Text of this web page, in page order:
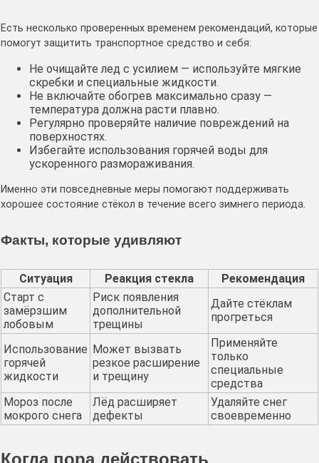
Есть несколько проверенных временем рекомендаций, которые
помогут защитить транспортное средство и себя:
Не очищайте лед с усилием — используйте мягкие
скребки и специальные жидкости.
Не включайте обогрев максимально сразу —
температура должна расти плавно.
Регулярно проверяйте наличие повреждений на
поверхностях.
Избегайте использования горячей воды для
ускоренного размораживания.
Именно эти повседневные меры помогают поддерживать
хорошее состояние стёкол в течение всего зимнего периода.
Факты, которые удивляют
Ситуация Реакция стекла
Рекомендация
Старт с
замёрзшим
лобовым
Риск появления
дополнительной
трещины
Дайте стёклам
прогреться
Использование
горячей
жидкости
Может вызвать
резкое расширение
и трещину
Применяйте
только
специальные
средства
Мороз после
мокрого снега
Лёд расширяет
дефекты
Удаляйте снег
своевременно
Когда пора действовать